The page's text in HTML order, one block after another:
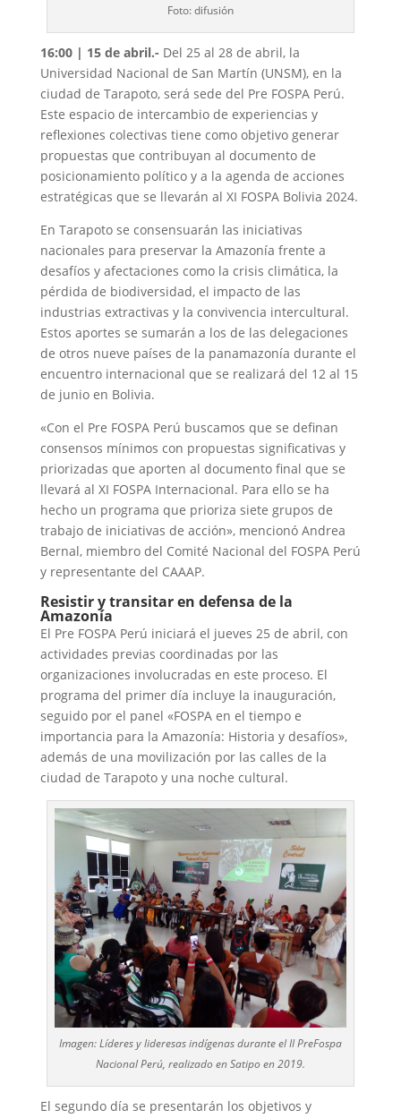
Foto: difusión
16:00 | 15 de abril.- Del 25 al 28 de abril, la
Universidad Nacional de San Martín (UNSM), en la
ciudad de Tarapoto, será sede del Pre FOSPA Perú.
Este espacio de intercambio de experiencias y
reflexiones colectivas tiene como objetivo generar
propuestas que contribuyan al documento de
posicionamiento político y a la agenda de acciones
estratégicas que se llevarán al XI FOSPA Bolivia 2024.
En Tarapoto se consensuarán las iniciativas
nacionales para preservar la Amazonía frente a
desafíos y afectaciones como la crisis climática, la
pérdida de biodiversidad, el impacto de las
industrias extractivas y la convivencia intercultural.
Estos aportes se sumarán a los de las delegaciones
de otros nueve países de la panamazonía durante el
encuentro internacional que se realizará del 12 al 15
de junio en Bolivia.
«Con el Pre FOSPA Perú buscamos que se definan
consensos mínimos con propuestas significativas y
priorizadas que aporten al documento final que se
llevará al XI FOSPA Internacional. Para ello se ha
hecho un programa que prioriza siete grupos de
trabajo de iniciativas de acción», mencionó Andrea
Bernal, miembro del Comité Nacional del FOSPA Perú
y representante del CAAAP.
Resistir y transitar en defensa de la
Amazonía
El Pre FOSPA Perú iniciará el jueves 25 de abril, con
actividades previas coordinadas por las
organizaciones involucradas en este proceso. El
programa del primer día incluye la inauguración,
seguido por el panel «FOSPA en el tiempo e
importancia para la Amazonía: Historia y desafíos»,
además de una movilización por las calles de la
ciudad de Tarapoto y una noche cultural.
Imagen: Líderes y lideresas indígenas durante el II PreFospa
Nacional Perú, realizado en Satipo en 2019.
El segundo día se presentarán los objetivos y